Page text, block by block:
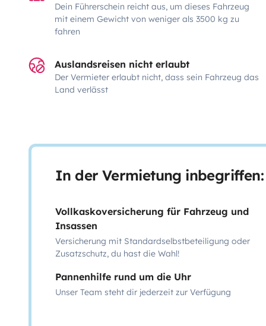
Dein Führerschein reicht aus, um dieses Fahrzeug
mit einem Gewicht von weniger als 3500 kg zu
fahren
Auslandsreisen nicht erlaubt
Der Vermieter erlaubt nicht, dass sein Fahrzeug das
Land verlässt
In der Vermietung inbegriffen:
Vollkaskoversicherung für Fahrzeug und
Insassen
Versicherung mit Standardselbstbeteiligung oder
Zusatzschutz, du hast die Wahl!
Pannenhilfe rund um die Uhr
Unser Team steht dir jederzeit zur Verfügung